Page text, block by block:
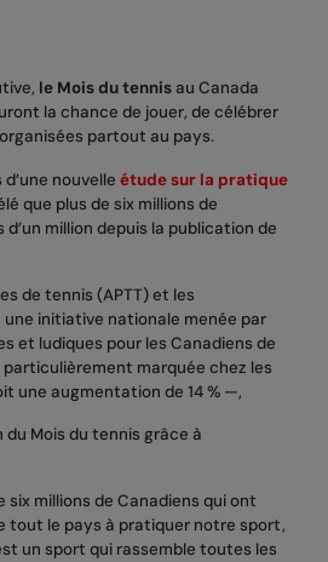
le Mois du tennisau Canada
la chance de jouer, de célébrer
partout au pays.
nouvelle étude sur la pratique
que plus de six millions de
million depuis la publication de
de tennis (APTT) et les
initiative nationale menée par
et ludiques pour les Canadiens de
marquée chez les
une augmentation de 14 % —,
Mois du tennis grâce à
six millions de Canadiens qui ont
tout le pays à pratiquer notre sport,
un sport qui rassemble toutes les